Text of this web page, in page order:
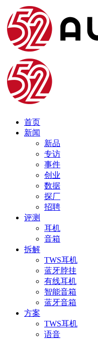
首页
新闻
新品
专访
事件
创业
数据
探厂
招聘
评测
耳机
音箱
拆解
TWS耳机
蓝牙脖挂
有线耳机
智能音箱
蓝牙音箱
方案
TWS耳机
语音